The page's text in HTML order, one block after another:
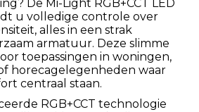
De Mi-Light RGB+CCT LED
u volledige controle over
alles in een strak
armatuur. Deze slimme
toepassingen in woningen,
horecagelegenheden waar
centraal staan.
RGB+CCT technologie